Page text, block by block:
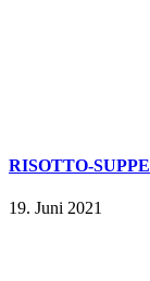
RISOTTO-SUPPE
19. Juni 2021